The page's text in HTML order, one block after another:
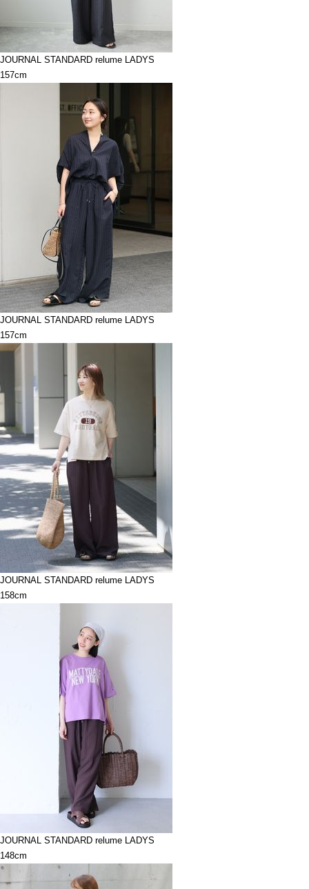
JOURNAL STANDARD relume LADYS
157cm
JOURNAL STANDARD relume LADYS
157cm
JOURNAL STANDARD relume LADYS
158cm
JOURNAL STANDARD relume LADYS
148cm